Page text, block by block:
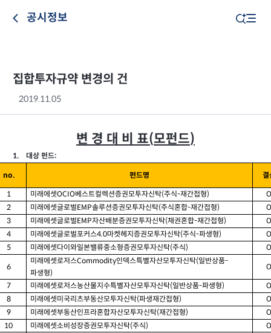
공시정보
집합투자규약 변경의 건
2019.11.05
변 경 대 비 표(모펀드)
1. 대상 펀드:
no. 펀드명 결
1 미래에셋OCIO베스트컬렉션증권모투자신탁(주식-재간접형)
2
미래에셋글로벌EMP솔루션증권모투자신탁(주식혼합-재간접형)
3
미래에셋글로벌EMP자산배분증권모투자신탁(채권혼합-재간접형)
4
미래에셋글로벌포커스4.0마켓헤지증권모투자신탁(주식-파생형)
5
미래에셋다이와일본밸류중소형증권모투자신탁(주식)
6
미래에셋로저스Commodity인덱스특별자산모투자신탁(일반상품-
파생형)
7 미래에셋로저스농산물지수특별자산모투자신탁(일반상품-파생형)
8
미래에셋미국리츠부동산모투자신탁(파생재간접형)
9
미래에셋부동산인프라혼합자산모투자신탁(재간접형)
10
미래에셋소비성장증권모투자신탁(주식)